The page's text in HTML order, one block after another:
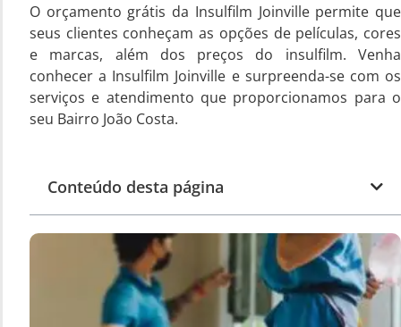
O orçamento grátis da Insulfilm Joinville permite que
seus clientes conheçam as opções de películas, cores
e marcas, além dos preços do insulfilm. Venha
conhecer a Insulfilm Joinville e surpreenda-se com os
serviços e atendimento que proporcionamos para o
seu Bairro João Costa.
Conteúdo desta página